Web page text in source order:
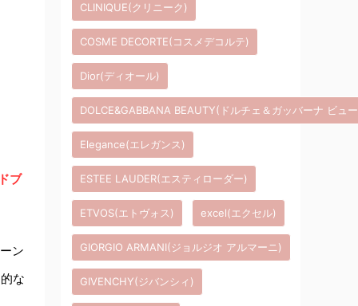
ブ
ン
な
CLINIQUE(クリニーク)
COSME DECORTE(コスメデコルテ)
Dior(ディオール)
DOLCE&GABBANA BEAUTY(ドルチェ＆ガッバーナ ビュ
Elegance(エレガンス)
ESTEE LAUDER(エスティローダー)
ETVOS(エトヴォス) excel(エクセル)
GIORGIO ARMANI(ジョルジオ アルマーニ)
GIVENCHY(ジバンシィ)